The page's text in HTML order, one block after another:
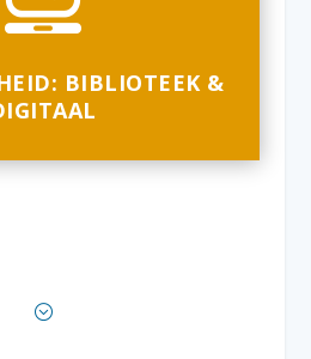
BIBLIOTEEK &
;